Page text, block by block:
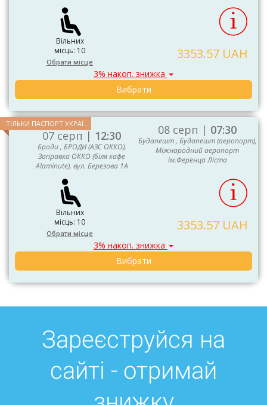
Вільних
місць: 10
Обрати місце
3353.57 UAH
3% накоп. знижка
Вибрати
07 серп | 12:30
Броди , БРОДИ (АЗС ОККО),
Заправка ОККО (біля кафе
Alaminute), вул. Березова 1А
ТІЛЬКИ ПАСПОРТ УКРАЇНИ ТА ЄС 08 серп | 07:30
Будапешт , Будапешт (аеропорт),
Міжнародний аеропорт
ім.Ференца Ліста
Вільних
місць: 10
Обрати місце
3353.57 UAH
3% накоп. знижка
Вибрати
Зареєструйся на
сайті - отримай